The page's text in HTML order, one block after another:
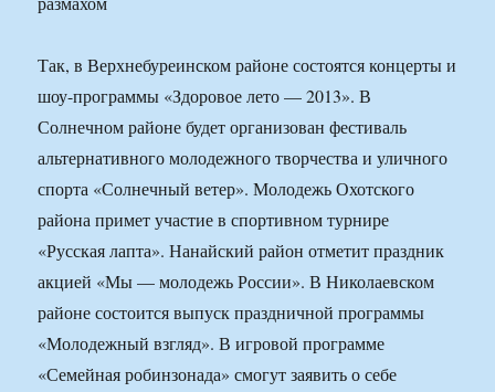
Так, в Верхнебуреинском районе состоятся концерты и
шоу-программы «Здоровое лето — 2013». В
Солнечном районе будет организован фестиваль
альтернативного молодежного творчества и уличного
спорта «Солнечный ветер». Молодежь Охотского
района примет участие в спортивном турнире
«Русская лапта». Нанайский район отметит праздник
акцией «Мы — молодежь России». В Николаевском
районе состоится выпуск праздничной программы
«Молодежный взгляд». В игровой программе
«Семейная робинзонада» смогут заявить о себе